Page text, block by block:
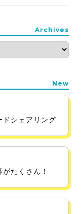
Archives
New
ドシェアリング
たくさん！